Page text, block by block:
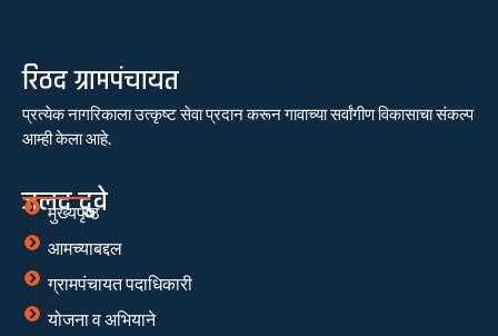
रिठद ग्रामपंचायत
प्रत्येक नागरिकाला उत्कृष्ट सेवा प्रदान करून गावाच्या सर्वांगीण विकासाचा संकल्प
आम्ही केला आहे.
जलद दुवे
मुख्यपृष्ठ
आमच्याबद्दल
ग्रामपंचायत पदाधिकारी
योजना व अभियाने